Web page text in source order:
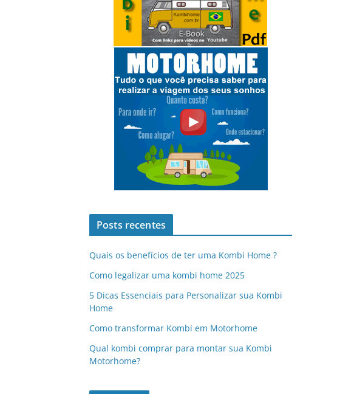
Posts recentes
Quais os benefícios de ter uma Kombi Home ?
Como legalizar uma kombi home 2025
5 Dicas Essenciais para Personalizar sua Kombi
Home
Como transformar Kombi em Motorhome
Qual kombi comprar para montar sua Kombi
Motorhome?